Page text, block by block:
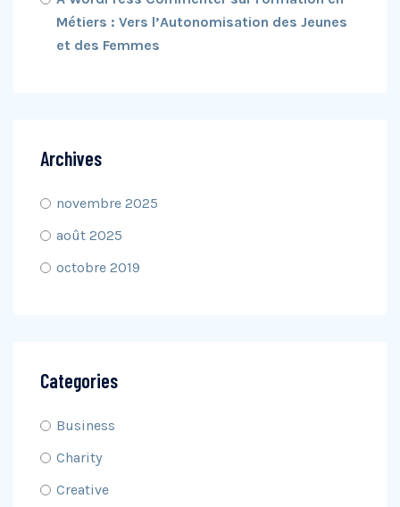
Métiers : Vers l’Autonomisation des Jeunes
et des Femmes
Archives
novembre 2025
août 2025
octobre 2019
Categories
Business
Charity
Creative